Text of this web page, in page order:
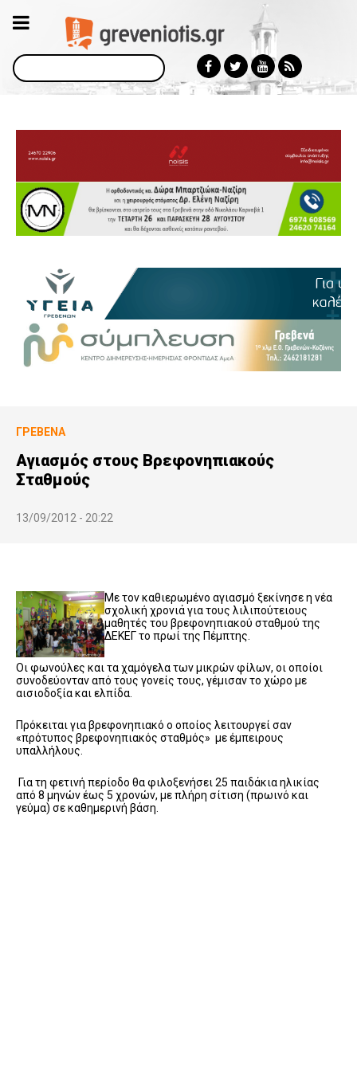
Αναζήτηση
ΓΡΕΒΕΝΆ
Αγιασμός στους Βρεφονηπιακούς
Σταθμούς
13/09/2012 - 20:22
Με τον καθιερωμένο αγιασμό ξεκίνησε η νέα
σχολική χρονιά για τους λιλιπούτειους
μαθητές του βρεφονηπιακού σταθμού της
ΔΕΚΕΓ το πρωί της Πέμπτης.
Οι φωνούλες και τα χαμόγελα των μικρών φίλων, οι οποίοι
συνοδεύονταν από τους γονείς τους, γέμισαν το χώρο με
αισιοδοξία και ελπίδα.
Πρόκειται για βρεφονηπιακό ο οποίος λειτουργεί σαν
«πρότυπος βρεφονηπιακός σταθμός» με έμπειρους
υπαλλήλους.
Για τη φετινή περίοδο θα φιλοξενήσει 25 παιδάκια ηλικίας
από 8 μηνών έως 5 χρονών, με πλήρη σίτιση (πρωινό και
γεύμα) σε καθημερινή βάση.